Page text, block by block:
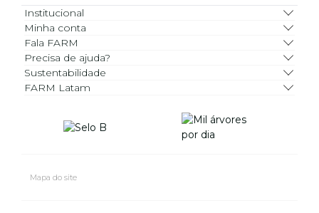
Institucional
Minha conta
Fala FARM
Precisa de ajuda?
Sustentabilidade
FARM Latam
Mapa do site